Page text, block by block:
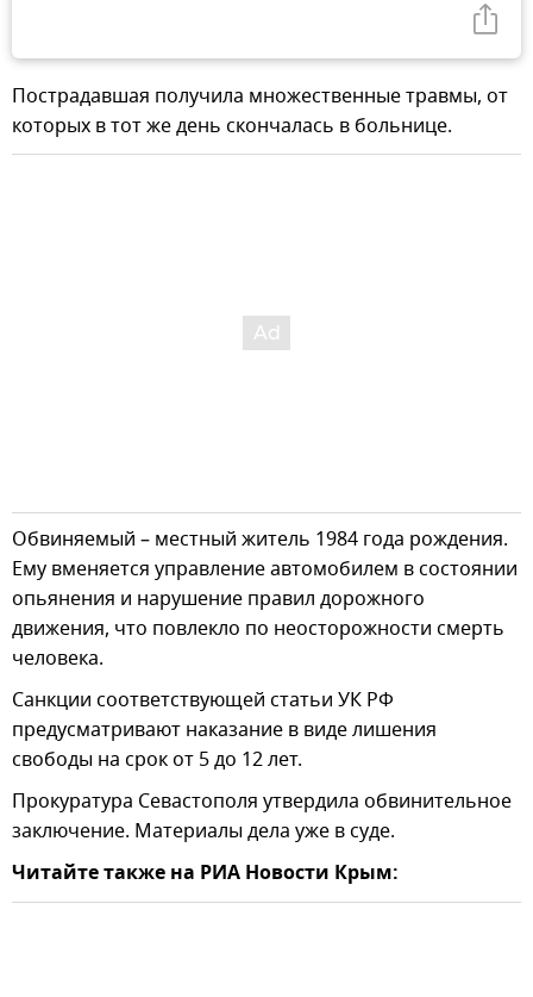
Пострадавшая получила множественные травмы, от
которых в тот же день скончалась в больнице.
Обвиняемый – местный житель 1984 года рождения.
Ему вменяется управление автомобилем в состоянии
опьянения и нарушение правил дорожного
движения, что повлекло по неосторожности смерть
человека.
Санкции соответствующей статьи УК РФ
предусматривают наказание в виде лишения
свободы на срок от 5 до 12 лет.
Прокуратура Севастополя утвердила обвинительное
заключение. Материалы дела уже в суде.
Читайте также на РИА Новости Крым: